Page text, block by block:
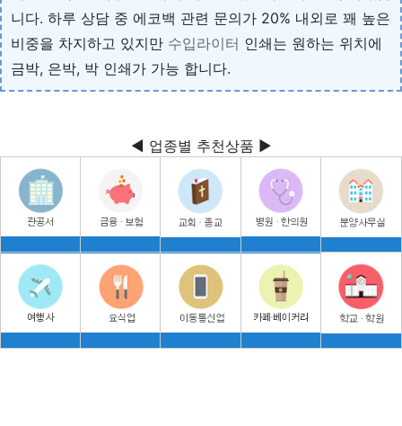
니다. 하루 상담 중 에코백 관련 문의가 20% 내외로 꽤 높은
비중을 차지하고 있지만 수입라이터 인쇄는 원하는 위치에
금박, 은박, 박 인쇄가 가능 합니다.
◀ 업종별 추천상품 ▶